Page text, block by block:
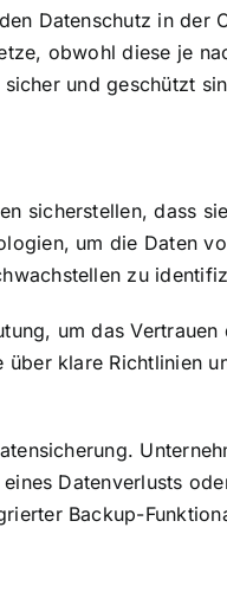
Datenschutz in der
obwohl diese je
und geschützt
sicherstellen, dass
um die Daten
zu
um das
klare Richtlinien
Datenverlusts
Backup-